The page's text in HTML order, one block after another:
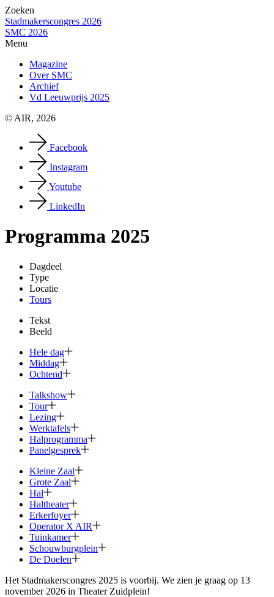
Zoeken
Stadmakerscongres 2026
SMC 2026
Menu
Magazine
Over SMC
Archief
Vd Leeuwprijs 2025
© AIR, 2026
Facebook
Instagram
Youtube
LinkedIn
Programma 2025
Dagdeel
Type
Locatie
Tours
Tekst
Beeld
Hele dag
Middag
Ochtend
Talkshow
Tour
Lezing
Werktafels
Halprogramma
Panelgesprek
Kleine Zaal
Grote Zaal
Hal
Haltheater
Erkerfoyer
Operator X AIR
Tuinkamer
Schouwburg­plein
De Doelen
Het Stadmakerscongres 2025 is voorbij. We zien je graag op 13
november 2026 in Theater Zuidplein!